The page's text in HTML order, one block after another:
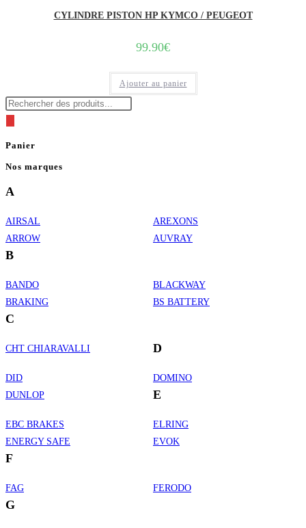
CYLINDRE PISTON HP KYMCO / PEUGEOT
99.90€
Ajouter au panier
Recherche
Panier
Nos marques
A
AIRSAL
AREXONS
ARROW
AUVRAY
B
BANDO
BLACKWAY
BRAKING
BS BATTERY
C
CHT CHIARAVALLI D
DID
DOMINO
DUNLOP
E
EBC BRAKES
ELRING
ENERGY SAFE
EVOK
F
FAG FERODO
G